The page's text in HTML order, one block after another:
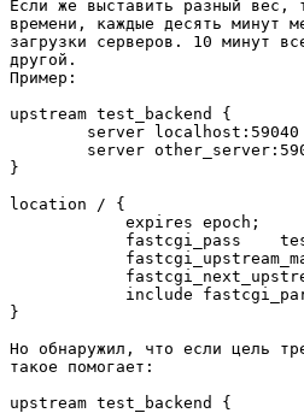
Если же выставить разный вес,
времени, каждые десять минут
загрузки серверов. 10 минут
другой.
Пример:
upstream test_backend {
server localhost:59040
server
}
location / {
            expires epoch;
fastcgi_pass
include
}
Но обнаружил, что если цель
такое помогает:
upstream test_backend {